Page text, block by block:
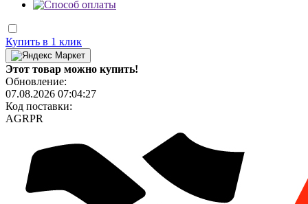
Купить в 1 клик
Этот товар можно купить!
Обновление:
07.08.2026 07:04:27
Код поставки:
AGRPR